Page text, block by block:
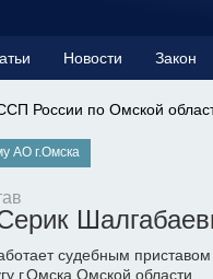
Новости Закон
России по Омской
АО г.Омска
судебным
г.Омска Омской области